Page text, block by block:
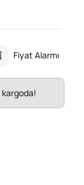
Fiyat Alarmı
kargoda!